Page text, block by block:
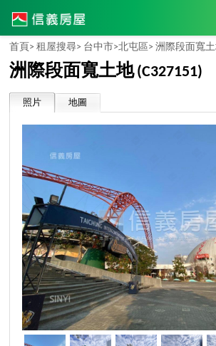
首頁> 租屋搜尋> 台中市>北屯區> 洲際段面寬
洲際段面寬土地 (C327151)
照片 地圖